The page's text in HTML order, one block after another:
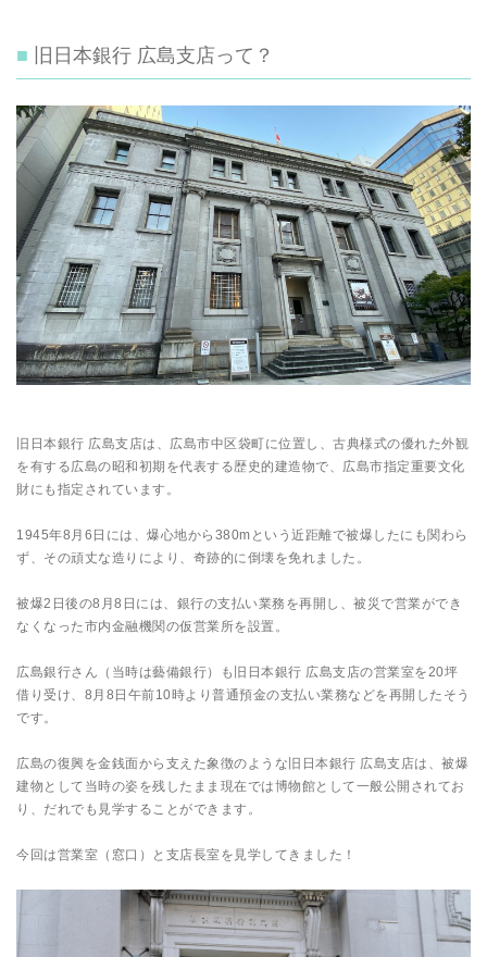
旧日本銀行 広島支店って？
旧日本銀行 広島支店は、広島市中区袋町に位置し、古典様式の優れた外観
を有する広島の昭和初期を代表する歴史的建造物で、広島市指定重要文化
財にも指定されています。
1945年8月6日には、爆心地から380mという近距離で被爆したにも関わら
ず、その頑丈な造りにより、奇跡的に倒壊を免れました。
被爆2日後の8月8日には、銀行の支払い業務を再開し、被災で営業ができ
なくなった市内金融機関の仮営業所を設置。
広島銀行さん（当時は藝備銀行）も旧日本銀行 広島支店の営業室を20坪
借り受け、8月8日午前10時より普通預金の支払い業務などを再開したそう
です。
広島の復興を金銭面から支えた象徴のような旧日本銀行 広島支店は、被爆
建物として当時の姿を残したまま現在では博物館として一般公開されてお
り、だれでも見学することができます。
今回は営業室（窓口）と支店長室を見学してきました！